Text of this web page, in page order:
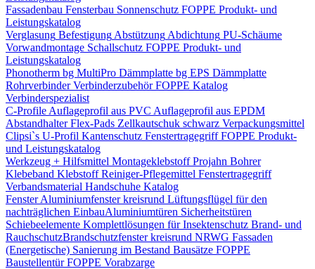
Fassadenbau Fensterbau Sonnenschutz FOPPE Produkt- und
Leistungskatalog
Verglasung Befestigung Abstützung Abdichtung PU-Schäume
Vorwandmontage Schallschutz FOPPE Produkt- und
Leistungskatalog
Phonotherm bg MultiPro Dämmplatte bg EPS Dämmplatte
Rohrverbinder Verbinderzubehör FOPPE Katalog
Verbinderspezialist
C-Profile Auflageprofil aus PVC Auflageprofil aus EPDM
Abstandhalter Flex-Pads Zellkautschuk schwarz Verpackungsmittel
Clipsi`s U-Profil Kantenschutz Fenstertragegriff FOPPE Produkt-
und Leistungskatalog
Werkzeug + Hilfsmittel Montageklebstoff Projahn Bohrer
Klebeband Klebstoff Reiniger-Pflegemittel Fenstertragegriff
Verbandsmaterial Handschuhe Katalog
Fenster Aluminiumfenster kreisrund Lüftungsflügel für den
nachträglichen Einbau​Aluminiumtüren Sicherheitstüren
Schiebeelemente Komplettlösungen für Insektenschutz Brand- und
Rauchschutz​Brandschutzfenster kreisrund NRWG Fassaden
(Energetische) Sanierung im Bestand Bausätze FOPPE
Baustellentür FOPPE Vorabzarge